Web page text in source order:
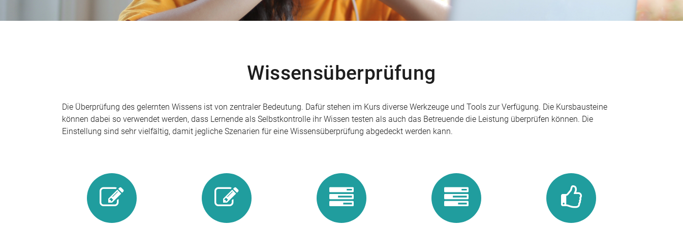
Wissensüberprüfung
Die Überprüfung des gelernten Wissens ist von zentraler Bedeutung. Dafür stehen im Kurs diverse Werkzeuge und Tools zur Verfügung. Die Kursbausteine
können dabei so verwendet werden, dass Lernende als Selbstkontrolle ihr Wissen testen als auch das Betreuende die Leistung überprüfen können. Die
Einstellung sind sehr vielfältig, damit jegliche Szenarien für eine Wissensüberprüfung abgedeckt werden kann.